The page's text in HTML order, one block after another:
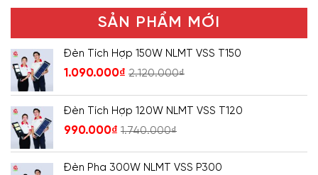
SẢN PHẨM MỚI
Đèn Tích Hợp 150W NLMT VSS T150
1.090.000₫ 2.120.000₫
Đèn Tích Hợp 120W NLMT VSS T120
990.000₫ 1.740.000₫
Đèn Pha 300W NLMT VSS P300